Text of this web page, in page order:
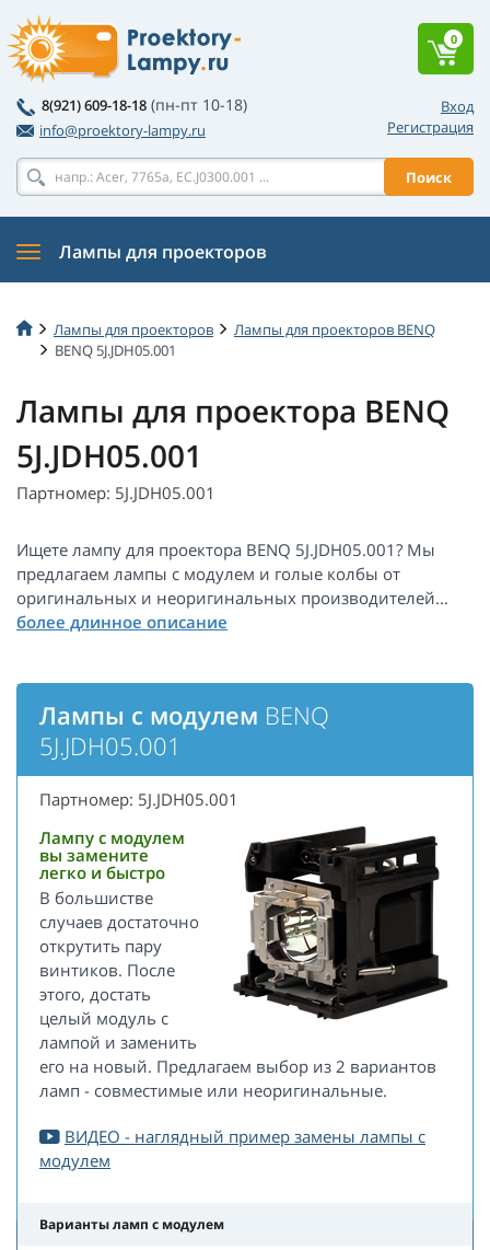
Вход
Регистрация
8(921) 609-18-18 (пн-пт 10-18)
info@proektory-lampy.ru
Поиск
0
Лампы для проекторов
Лампы для проекторов
Лампы для проекторов BENQ
BENQ 5J.JDH05.001
Лампы для проектора BENQ
5J.JDH05.001
Партномер: 5J.JDH05.001
Ищете лампу для проектора BENQ 5J.JDH05.001? Мы
предлагаем лампы с модулем и голые колбы от
оригинальных и неоригинальных производителей...
Лампы с модулем BENQ
5J.JDH05.001
Партномер: 5J.JDH05.001
Лампу с модулем
вы замените
легко и быстро
В большистве
случаев достаточно
открутить пару
винтиков. После
этого, достать
целый модуль с
лампой и заменить
его на новый. Предлагаем выбор из 2 вариантов
ламп - совместимые или неоригинальные.
ВИДЕО - наглядный пример замены лампы с
модулем
Варианты ламп с модулем